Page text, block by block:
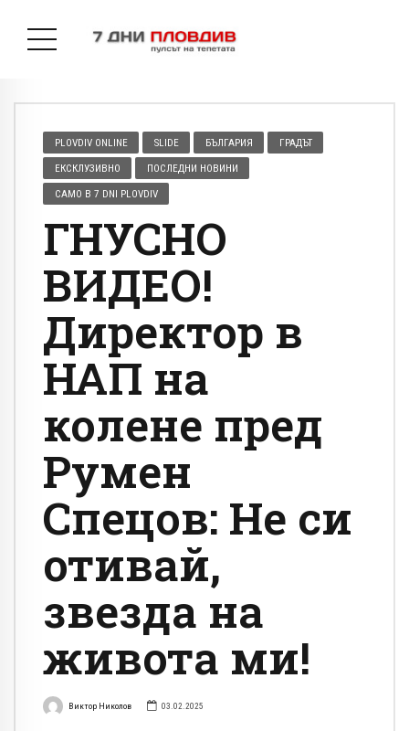
PLOVDIV ONLINE SLIDE БЪЛГАРИЯ ГРАДЪТ
ЕКСКЛУЗИВНО ПОСЛЕДНИ НОВИНИ
САМО В 7 DNI PLOVDIV
ГНУСНО
ВИДЕО!
Директор в
НАП на
колене пред
Румен
Спецов: Не си
отивай,
звезда на
живота ми!
Виктор Николов 03.02.2025